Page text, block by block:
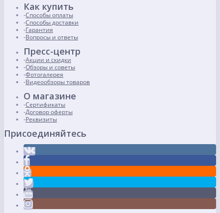
Как купить
Способы оплаты
Способы доставки
Гарантия
Вопросы и ответы
Пресс-центр
Акции и скидки
Обзоры и советы
Фотогалерея
Видеообзоры товаров
О магазине
Сертификаты
Договор оферты
Реквизиты
Присоединяйтесь